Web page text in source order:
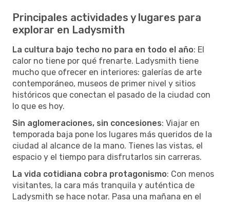
Principales actividades y lugares para
explorar en Ladysmith
La cultura bajo techo no para en todo el año: El
calor no tiene por qué frenarte. Ladysmith tiene
mucho que ofrecer en interiores: galerías de arte
contemporáneo, museos de primer nivel y sitios
históricos que conectan el pasado de la ciudad con
lo que es hoy.
Sin aglomeraciones, sin concesiones: Viajar en
temporada baja pone los lugares más queridos de la
ciudad al alcance de la mano. Tienes las vistas, el
espacio y el tiempo para disfrutarlos sin carreras.
La vida cotidiana cobra protagonismo: Con menos
visitantes, la cara más tranquila y auténtica de
Ladysmith se hace notar. Pasa una mañana en el